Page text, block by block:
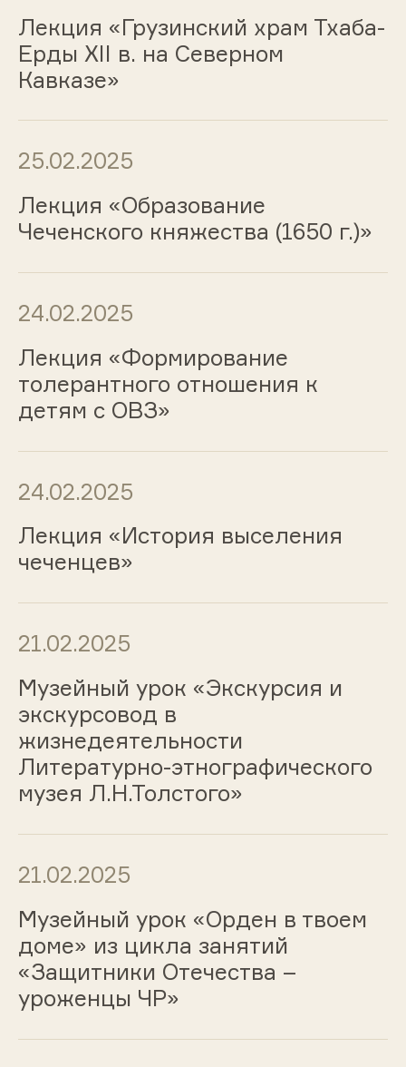
Лекция «Грузинский храм Тхаба-
Ерды XII в. на Северном
Кавказе»
25.02.2025
Лекция «Образование
Чеченского княжества (1650 г.)»
24.02.2025
Лекция «Формирование
толерантного отношения к
детям с ОВЗ»
24.02.2025
Лекция «История выселения
чеченцев»
21.02.2025
Музейный урок «Экскурсия и
экскурсовод в
жизнедеятельности
Литературно-этнографического
музея Л.Н.Толстого»
21.02.2025
Музейный урок «Орден в твоем
доме» из цикла занятий
«Защитники Отечества –
уроженцы ЧР»